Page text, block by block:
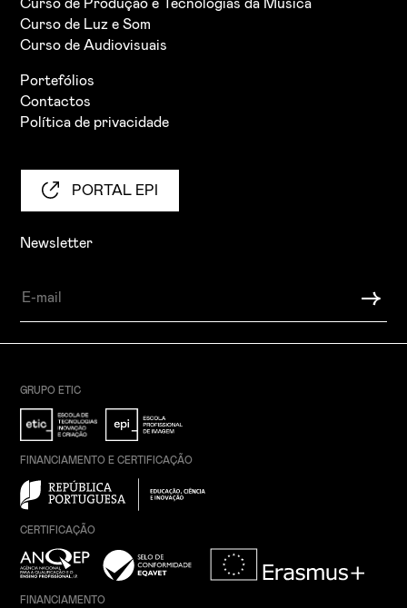
Curso de Produção e Tecnologias da Música
Curso de Luz e Som
Curso de Audiovisuais
Portefólios
Contactos
Política de privacidade
PORTAL EPI
Newsletter
GRUPO ETIC
FINANCIAMENTO E CERTIFICAÇÃO
CERTIFICAÇÃO
FINANCIAMENTO